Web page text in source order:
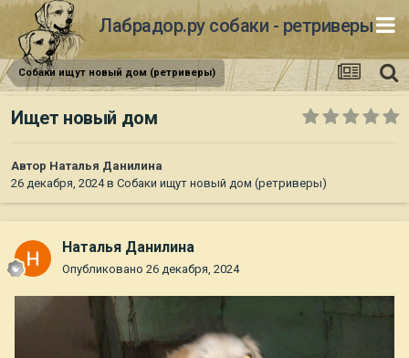
Лабрадор.ру собаки - ретриверы
Собаки ищут новый дом (ретриверы)
Ищет новый дом
Автор Наталья Данилина
26 декабря, 2024в Собаки ищут новый дом (ретриверы)
Наталья Данилина
Опубликовано 26 декабря, 2024